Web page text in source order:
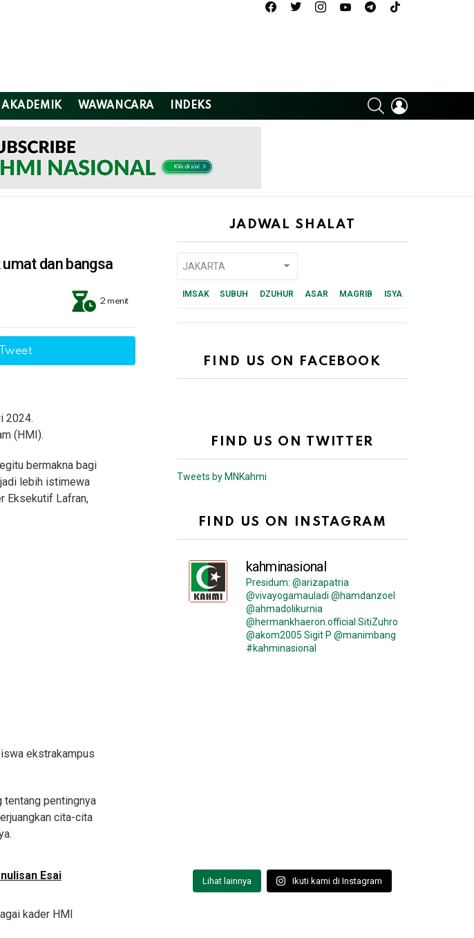
AKADEMIK WAWANCARA INDEKS
SEARCH
dan bangsa
2 menit
Tweet
2024.
(HMI).
bermakna bagi
lebih istimewa
Eksekutif Lafran,
ekstrakampus
tentang pentingnya
cita-cita
Esai
kader HMI
JADWAL SHALAT
IMSAK SUBUH DZUHUR ASAR MAGRIB ISYA
FIND US ON FACEBOOK
FIND US ON TWITTER
Tweets by MNKahmi
FIND US ON INSTAGRAM
kahminasional
Presidum: @arizapatria
@vivayogamauladi @hamdanzoel
@ahmadolikurnia
@hermankhaeron.official SitiZuhro
@akom2005 Sigit P @manimbang
#kahminasional
Lihat lainnya Ikuti kami di Instagram